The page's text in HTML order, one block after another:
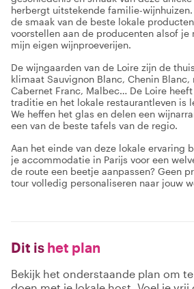
herbergt uitstekende familie-
de smaak van de beste lokale
voorstellen aan de producenten alsof je
mijn eigen wijnproeverijen.
De wijngaarden van de Loire zijn de
klimaat Sauvignon Blanc, Chenin Blanc,
Cabernet Franc, Malbec… De Loire
traditie en het lokale restaurantleven is
We heffen het glas en delen een
een van de beste tafels van de regio.
Aan het einde van deze lokale ervaring
je accommodatie in Parijs voor een
de route een beetje aanpassen? Geen
tour volledig personaliseren naar jouw
Dit is het plan
Bekijk het onderstaande plan om